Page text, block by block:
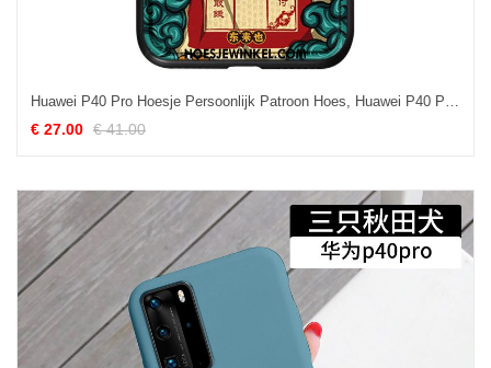
Huawei P40 Pro Hoesje Persoonlijk Patroon Hoes, Huawei P40 Pro Hoesje Scheppend Anti-fall
€ 27.00 € 41.00